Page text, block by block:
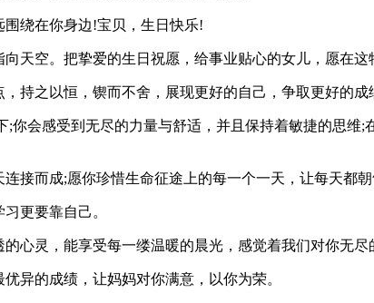
绕在你身边!宝贝，生日快乐!
天空。把挚爱的生日祝愿，给事业贴心的女儿，愿在这
持之以恒，锲而不舍，展现更好的自己，争取更好的成
你会感受到无尽的力量与舒适，并且保持着敏捷的思
接而成;愿你珍惜生命征途上的每一个一天，让每天都朝
更要靠自己。
心灵，能享受每一缕温暖的晨光，感觉着我们对你无尽
异的成绩，让妈妈对你满意，以你为荣。